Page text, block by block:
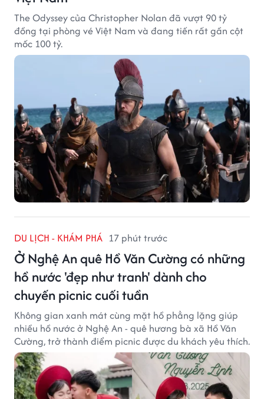
The Odyssey của Christopher Nolan đã vượt 90 tỷ
đồng tại phòng vé Việt Nam và đang tiến rất gần cột
mốc 100 tỷ.
DU LỊCH - KHÁM PHÁ 17 phút trước
Ở Nghệ An quê Hồ Văn Cường có những
hồ nước 'đẹp như tranh' dành cho
chuyến picnic cuối tuần
Không gian xanh mát cùng mặt hồ phẳng lặng giúp
nhiều hồ nước ở Nghệ An - quê hương bà xã Hồ Văn
Cường, trở thành điểm picnic được du khách yêu thích.